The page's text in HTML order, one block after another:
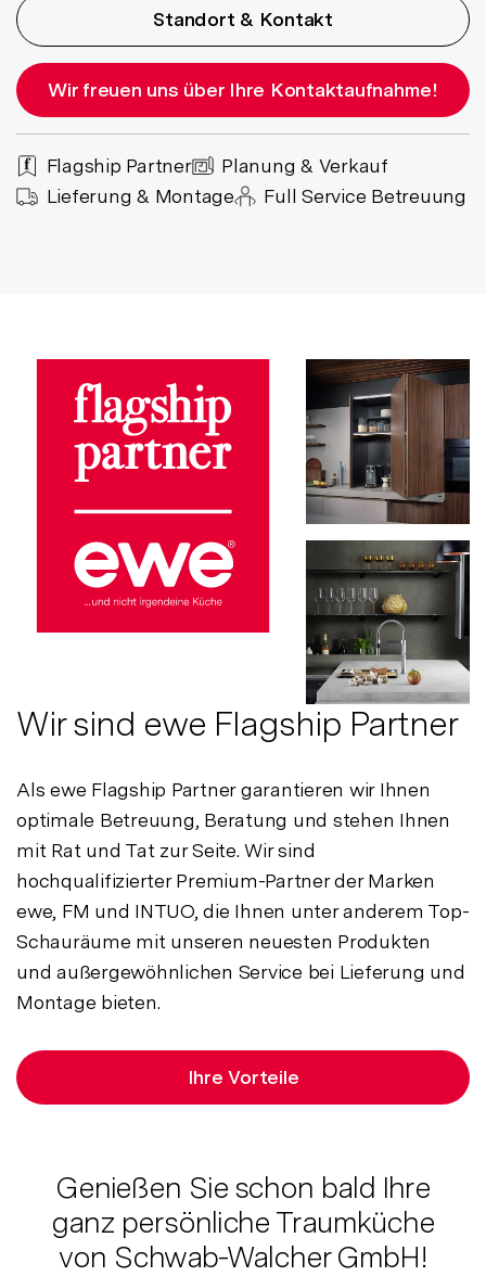
Standort & Kontakt
Wir freuen uns über Ihre Kontaktaufnahme!
Flagship Partner
Planung & Verkauf
Lieferung & Montage
Full Service Betreuung
Wir sind ewe Flagship Partner
Als ewe Flagship Partner garantieren wir Ihnen
optimale Betreuung, Beratung und stehen Ihnen
mit Rat und Tat zur Seite. Wir sind
hochqualifizierter Premium-Partner der Marken
ewe, FM und INTUO, die Ihnen unter anderem Top-
Schauräume mit unseren neuesten Produkten
und außergewöhnlichen Service bei Lieferung und
Montage bieten.
Ihre Vorteile
Genießen Sie schon bald Ihre
ganz persönliche Traumküche
von Schwab-Walcher GmbH!